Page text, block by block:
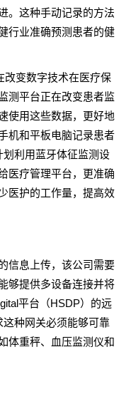
。这种手动记录的方法
行业准确预测患者的健
改变数字技术在医疗保
测平台正在改变患者监
使用这些数据，更好地
机和平板电脑记录患者
划利用蓝牙体征监测设
医疗管理平台，更准确
医护的工作量，提高效
信息上传，该公司需要
够提供多设备连接并将
平台（HSDP）的远
种网关必须能够可靠
体重秤、血压监测仪和